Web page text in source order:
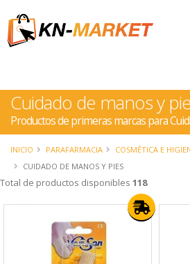
Cuidado de manos y
Productos de primeras marcas para
INICIO PARAFARMACIA
COSMÉTICA E
CUIDADO DE MANOS Y PIES
Total de productos disponibles 118